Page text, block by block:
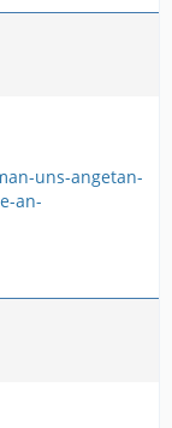
uns-angetan-
an-